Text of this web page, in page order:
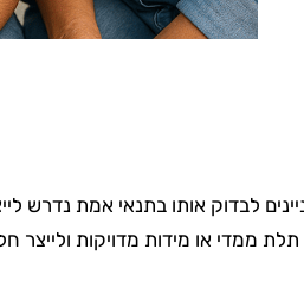
לבדוק אותו בתנאי אמת נדרש
תלת ממדי או מידות מדויקות